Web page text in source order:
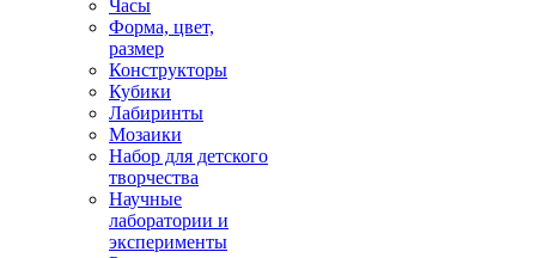
Часы
Форма, цвет,
размер
Конструкторы
Кубики
Лабиринты
Мозаики
Набор для детского
творчества
Научные
лаборатории и
эксперименты